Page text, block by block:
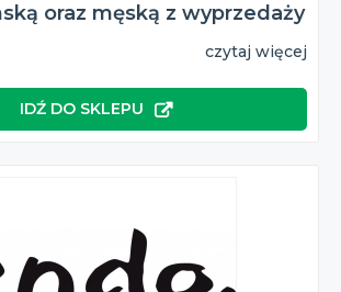
oraz męską z wyprzedaży
czytaj więcej
IDŹ DO SKLEPU